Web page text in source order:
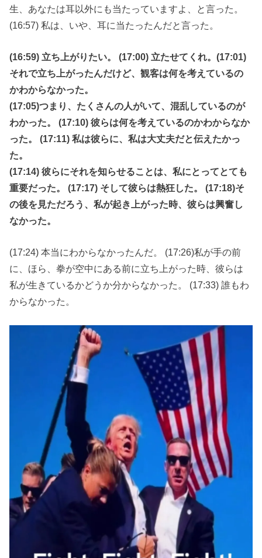
生、あなたは耳以外にも当たっていますよ、と言った。
(16:57) 私は、いや、耳に当たったんだと言った。
(16:59) 立ち上がりたい。 (17:00) 立たせてくれ。(17:01)
それで立ち上がったんだけど、観客は何を考えているの
かわからなかった。
(17:05)つまり、たくさんの人がいて、混乱しているのが
わかった。 (17:10) 彼らは何を考えているのかわからなか
った。 (17:11) 私は彼らに、私は大丈夫だと伝えたかっ
た。
(17:14) 彼らにそれを知らせることは、私にとってとても
重要だった。 (17:17) そして彼らは熱狂した。 (17:18)そ
の後を見ただろう、私が起き上がった時、彼らは興奮し
なかった。
(17:24) 本当にわからなかったんだ。 (17:26)私が手の前
に、ほら、拳が空中にある前に立ち上がった時、彼らは
私が生きているかどうか分からなかった。 (17:33) 誰もわ
からなかった。